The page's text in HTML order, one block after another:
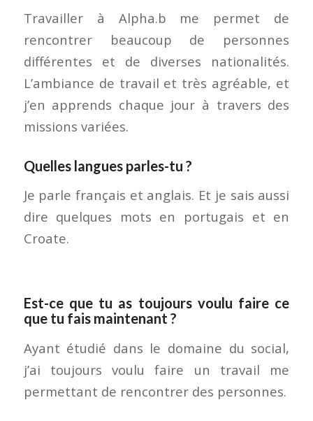
Travailler à Alpha.b me permet de
rencontrer beaucoup de personnes
différentes et de diverses nationalités.
L’ambiance de travail et très agréable, et
j’en apprends chaque jour à travers des
missions variées.
Quelles langues parles-tu ?
Je parle français et anglais. Et je sais aussi
dire quelques mots en portugais et en
Croate.
Est-ce que tu as toujours voulu faire ce
que tu fais maintenant ?
Ayant étudié dans le domaine du social,
j’ai toujours voulu faire un travail me
permettant de rencontrer des personnes.